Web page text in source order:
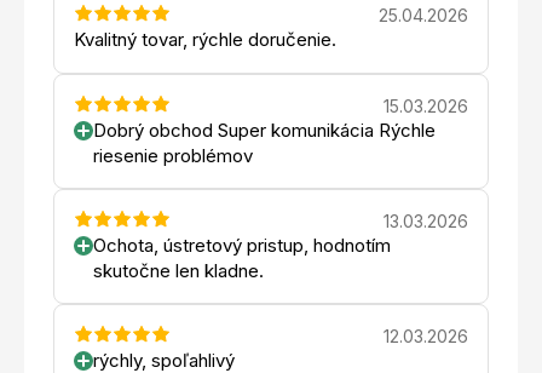
25.04.2026
Kvalitný tovar, rýchle doručenie.
15.03.2026
Dobrý obchod Super komunikácia Rýchle
riesenie problémov
13.03.2026
Ochota, ústretový pristup, hodnotím
skutočne len kladne.
12.03.2026
rýchly, spoľahlivý